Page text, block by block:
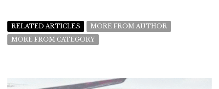
RELATED ARTICLES
MORE FROM AUTHOR
MORE FROM CATEGORY